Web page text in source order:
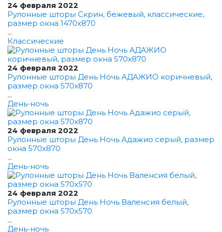
24 февраля 2022
Рулонные шторы Скрин, бежевый, классические,
размер окна 1470x870
...
Классические
24 февраля 2022
Рулонные шторы День Ночь АДАЖИО коричневый,
размер окна 570x870
...
День-ночь
24 февраля 2022
Рулонные шторы День Ночь Адажио серый, размер
окна 570x870
...
День-ночь
24 февраля 2022
Рулонные шторы День Ночь Валенсия белый,
размер окна 570x570
...
День-ночь